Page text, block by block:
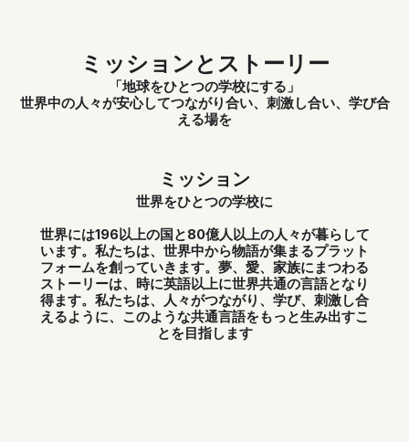
ミッションとストーリー
「地球をひとつの学校にする」
世界中の人々が安心してつながり合い、刺激し合い、学び合
える場を
ミッション
世界をひとつの学校に
世界には196以上の国と80億人以上の人々が暮らして
います。私たちは、世界中から物語が集まるプラット
フォームを創っていきます。 夢、愛、家族にまつわる
ストーリーは、時に英語以上に世界共通の言語となり
得ます。私たちは、人々がつながり、学び、刺激し合
えるように、このような共通言語をもっと生み出すこ
とを目指します